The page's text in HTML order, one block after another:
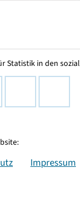
Statistik in den
Impressum